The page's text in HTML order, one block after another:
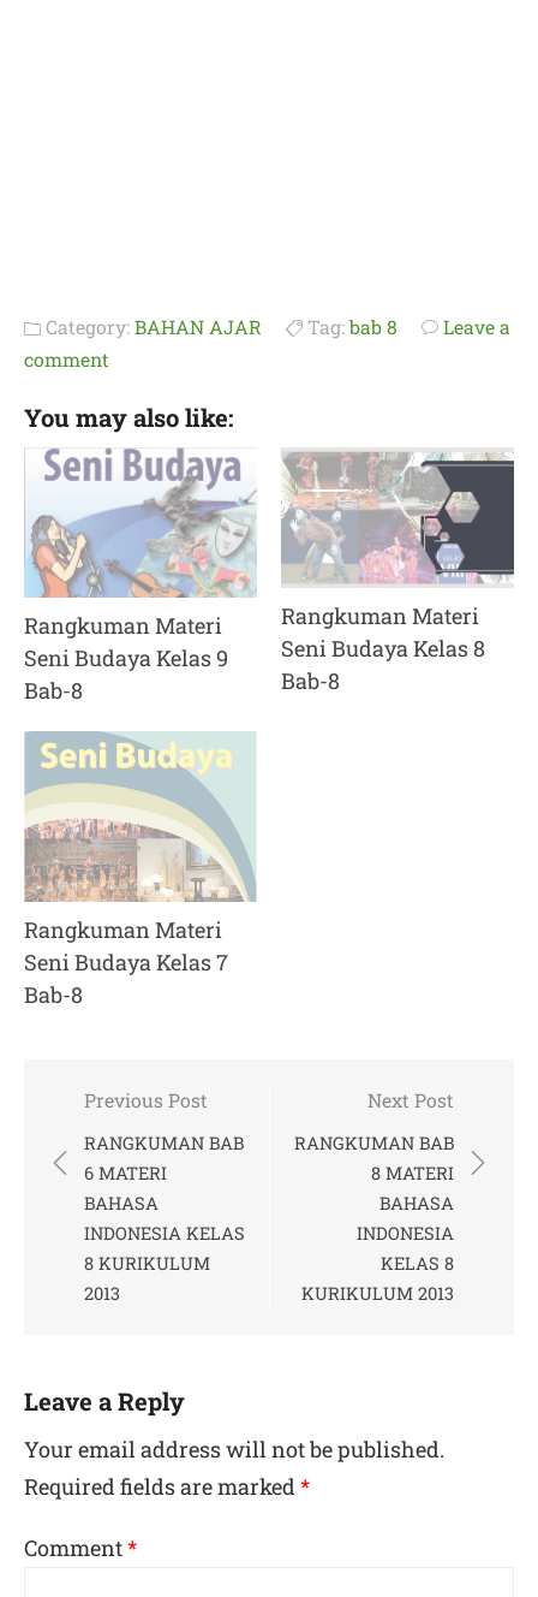
Category:BAHAN AJAR Tag:bab 8
Leave a
comment
You may also like:
Rangkuman Materi
Seni Budaya Kelas 9
Bab-8
Rangkuman Materi
Seni Budaya Kelas 8
Bab-8
Rangkuman Materi
Seni Budaya Kelas 7
Bab-8
Post
navigation
Previous Post
RANGKUMAN BAB
6 MATERI
BAHASA
INDONESIA KELAS
8 KURIKULUM
2013
Next Post
RANGKUMAN BAB
8 MATERI
BAHASA
INDONESIA
KELAS 8
KURIKULUM 2013
Leave a Reply
Your email address will not be published.
Required fields are marked *
Comment*